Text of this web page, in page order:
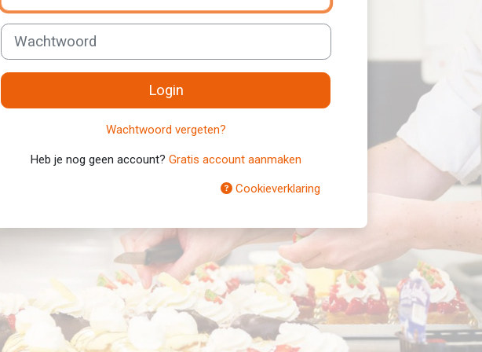
Wachtwoord
Login
Wachtwoord vergeten?
Heb je nog geen account? Gratis account aanmaken
Cookieverklaring